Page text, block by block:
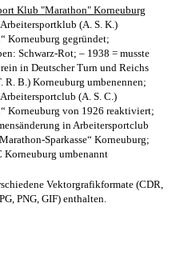
Klub "Marathon" Korneuburg
(A. S. K.)
Korneuburg gegründet;
Schwarz-Rot; – 1938 = musste
in Deutscher Turn und Reichs
R. B.) Korneuburg umbenennen;
(A. S. C.)
Korneuburg von 1926 reaktiviert;
in Arbeitersportclub
Sparkasse“ Korneuburg;
Korneuburg umbenannt
Vektorgrafikformate (CDR,
PNG, GIF) enthalten.